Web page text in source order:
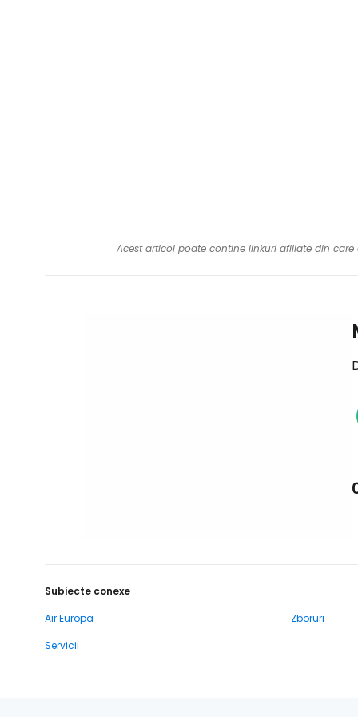
Acest articol poate conține linkuri afiliate din
Subiecte conexe
Air Europa
Zboruri
Servicii